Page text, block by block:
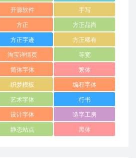
开源软件 手写
方正 方正品尚
方正字迹 方正稀有
淘宝详情页 等宽
简体字体 繁体
织梦模板 编程字体
艺术字体 行书
设计字体 造字工房
静态站点 黑体